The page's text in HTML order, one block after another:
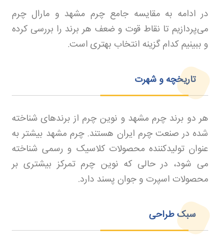
در ادامه به مقایسه جامع چرم مشهد و مارال چرم
می‌پردازیم تا نقاط قوت و ضعف هر برند را بررسی کرده
و ببینیم کدام گزینه انتخاب بهتری است.
تاریخچه و شهرت
هر دو برند چرم مشهد و نوین چرم از برندهای شناخته
شده در صنعت چرم ایران هستند. چرم مشهد بیشتر به
عنوان تولیدکننده محصولات کلاسیک و رسمی شناخته
می شود، در حالی که نوین چرم تمرکز بیشتری بر
محصولات اسپرت و جوان پسند دارد.
سبک طراحی